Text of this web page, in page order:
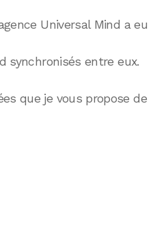
Universal Mind a eu
synchronisés entre eux.
que je vous propose de